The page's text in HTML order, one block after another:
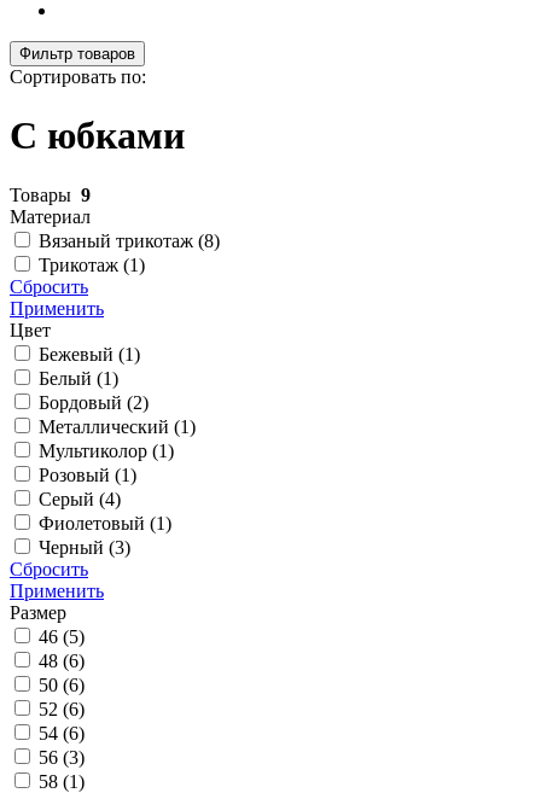
Фильтр товаров
Сортировать по:
С юбками
Товары 9
Материал
Вязаный трикотаж (8)
Трикотаж (1)
Сбросить
Применить
Цвет
Бежевый (1)
Белый (1)
Бордовый (2)
Металлический (1)
Мультиколор (1)
Розовый (1)
Серый (4)
Фиолетовый (1)
Черный (3)
Сбросить
Применить
Размер
46 (5)
48 (6)
50 (6)
52 (6)
54 (6)
56 (3)
58 (1)